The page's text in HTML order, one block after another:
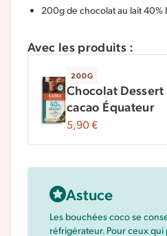
200g de chocolat au lait 40%
Avec les produits :
200G
Chocolat
cacao Équateur
5,90€
Astuce
Les bouchées coco se
réfrigérateur. Pour ceux